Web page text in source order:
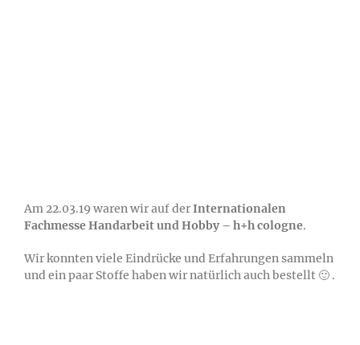
Am 22.03.19 waren wir auf derInternationalen
Fachmesse Handarbeit und Hobby – h+h cologne.
Wir konnten viele Eindrücke und Erfahrungen sammeln
und ein paar Stoffe haben wir natürlich auch bestellt 🙂 .